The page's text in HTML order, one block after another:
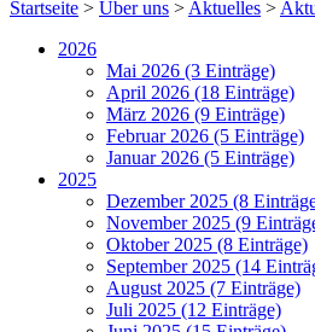
Startseite > Über uns > Aktuelles >
2026
Mai 2026 (3 Einträge)
April 2026 (18 Einträge)
März 2026 (9 Einträge)
Februar 2026 (5 Einträge)
Januar 2026 (5 Einträge)
2025
Dezember 2025 (8
November 2025 (9
Oktober 2025 (8 Einträge)
September 2025 (14
August 2025 (7 Einträge)
Juli 2025 (12 Einträge)